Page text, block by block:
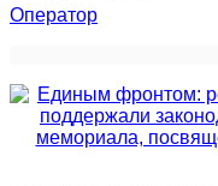
Оператор